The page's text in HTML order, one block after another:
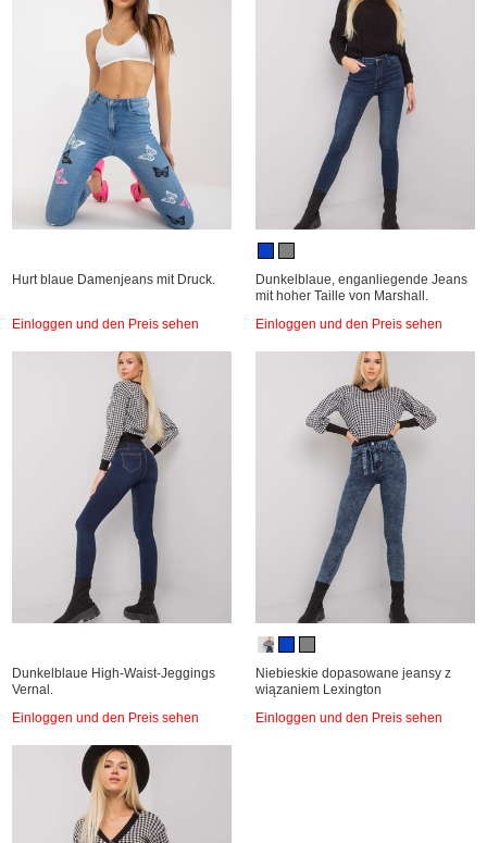
Hurt blaue Damenjeans mit Druck.
Einloggen und den Preis sehen
Dunkelblaue, enganliegende Jeans
mit hoher Taille von Marshall.
Einloggen und den Preis sehen
Dunkelblaue High-Waist-Jeggings
Vernal.
Einloggen und den Preis sehen
Niebieskie dopasowane jeansy z
wiązaniem Lexington
Einloggen und den Preis sehen